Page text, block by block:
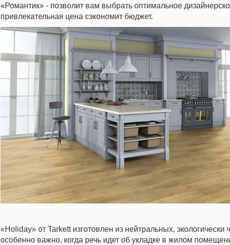
«Романтик» - позволит вам выбрать оптимальное
привлекательная цена сэкономит бюджет.
«Holiday» от Tarkett изготовлен из нейтральных, экологически
особенно важно, когда речь идет об укладке в жилом